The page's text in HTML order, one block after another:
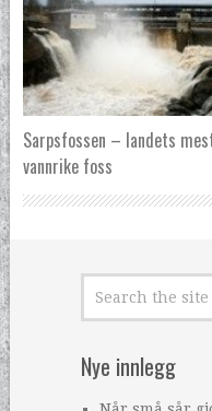
Sarpsfossen – landets
vannrike foss
Nye innlegg